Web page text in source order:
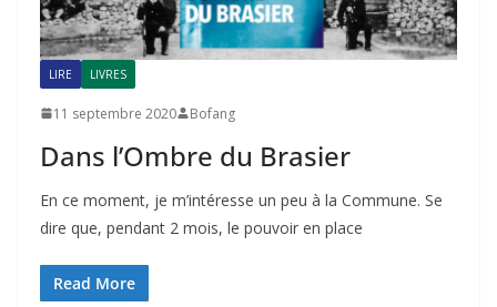
LIRE LIVRES
11 septembre 2020 Bofang
Dans l’Ombre du Brasier
En ce moment, je m’intéresse un peu à la Commune. Se
dire que, pendant 2 mois, le pouvoir en place
Read More